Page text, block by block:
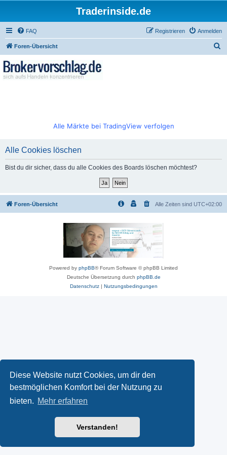
Diese Website nutzt Cookies, um dir den
bestmöglichen Komfort bei der Nutzung zu
bieten. Mehr erfahren
Verstanden!
Traderinside.de
FAQ Anmelden
Registrieren
Foren-Übersicht
Alle Märkte bei TradingView verfolgen
Alle Cookies löschen
Bist du dir sicher, dass du alle Cookies des Boards löschen möchtest?
Foren-Übersicht Alle Zeiten sind UTC+02:00
Powered by phpBB® Forum Software © phpBB Limited
Deutsche Übersetzung durch phpBB.de
Datenschutz| Nutzungsbedingungen